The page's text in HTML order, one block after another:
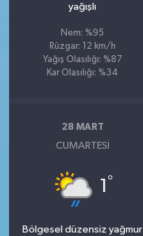
yağışlı
Nem: %95
Rüzgar: 12 km/h
Yağış Olasılığı: %87
Kar Olasılığı: %34
28 MART
CUMARTESI
1 °
Bölgesel düzensiz yağmur